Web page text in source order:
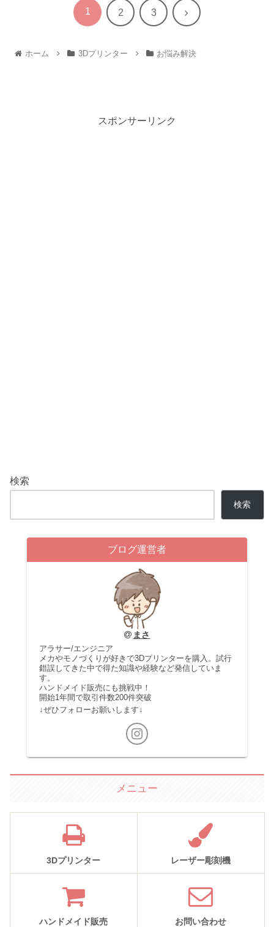
1 2 3 次
ホーム 3Dプリンター お悩み解決
スポンサーリンク
検索
検索
ブログ運営者
まさ
アラサー/エンジニア
メカやモノづくりが好きで3Dプリンターを購入。試行
錯誤してきた中で得た知識や経験など発信していま
す。
ハンドメイド販売にも挑戦中！
開始1年間で取引件数200件突破
↓ぜひフォローお願いします↓
メニュー
3Dプリンター レーザー彫刻機
ハンドメイド販売 お問い合わせ